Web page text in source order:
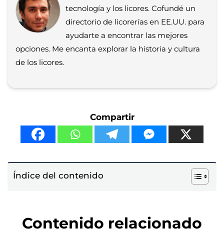
tecnología y los licores. Cofundé un
directorio de licorerías en EE.UU. para
ayudarte a encontrar las mejores
opciones. Me encanta explorar la historia y cultura
de los licores.
Compartir
Índice del contenido
Contenido relacionado